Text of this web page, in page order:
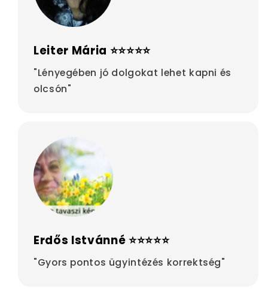
Leiter Mária ⭐⭐⭐⭐⭐
"Lényegében jó dolgokat lehet kapni és
olcsón"
Erdős Istvánné ⭐⭐⭐⭐⭐
"Gyors pontos ügyintézés korrektség"